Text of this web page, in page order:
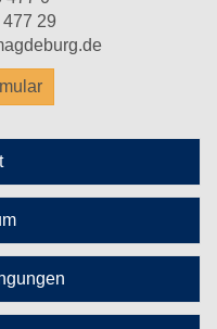
29